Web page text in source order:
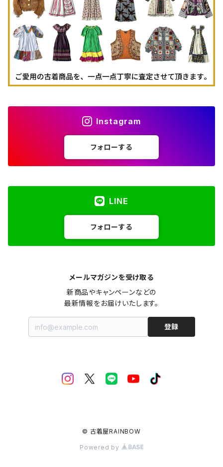
古着パーカー
古着タンクトップ
Instagram
フォローする
LINE
フォローする
メールマガジンを受け取る
新商品やキャンペーンなどの
最新情報をお届けいたします。
登録
© 古着屋RAINBOW
Powered by